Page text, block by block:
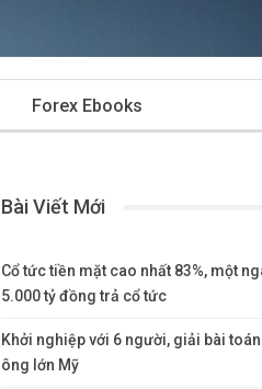
Forex Ebooks
Bài Viết Mới
Cổ tức tiền mặt cao nhất 83%, một
5.000 tỷ đồng trả cổ tức
Khởi nghiệp với 6 người, giải bài
ông lớn Mỹ